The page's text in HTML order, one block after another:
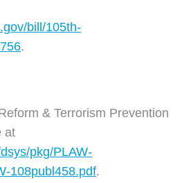
bill/105th-
.
& Terrorism Prevention
at
pkg/PLAW-
108publ458.pdf.